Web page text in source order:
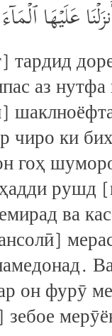
عَلَیۡهَا
тардид
аз нутфа
чиро ки
гоҳ
рушд
ва
он фурӯ